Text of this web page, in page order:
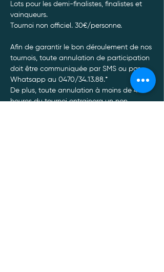
Lots pour les demi-finalistes, finalistes et
vainqueurs.
Tournoi non officiel. 30€/personne.
Afin de garantir le bon déroulement de nos
tournois, toute annulation de participation
doit être communiquée par SMS ou par
Whatsapp au 0470/34.13.88.*
De plus, toute annulation à moins de 48
heures du tournoi entrainera un non